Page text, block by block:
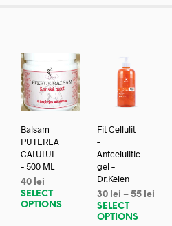
Balsam
PUTEREA
CALULUI
– 500 ML
40 lei
SELECT
OPTIONS
Fit Cellulit
–
Antcelulitic
gel –
Dr.Kelen
30 lei – 55 lei
SELECT
OPTIONS